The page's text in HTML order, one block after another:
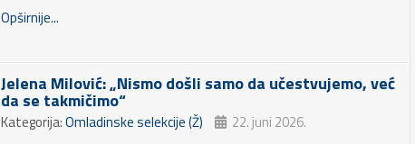
Opširnije...
Jelena Milović: „Nismo došli samo da učestvujemo, već
da se takmičimo“
Kategorija:Omladinske selekcije (Ž)
22. juni 2026.